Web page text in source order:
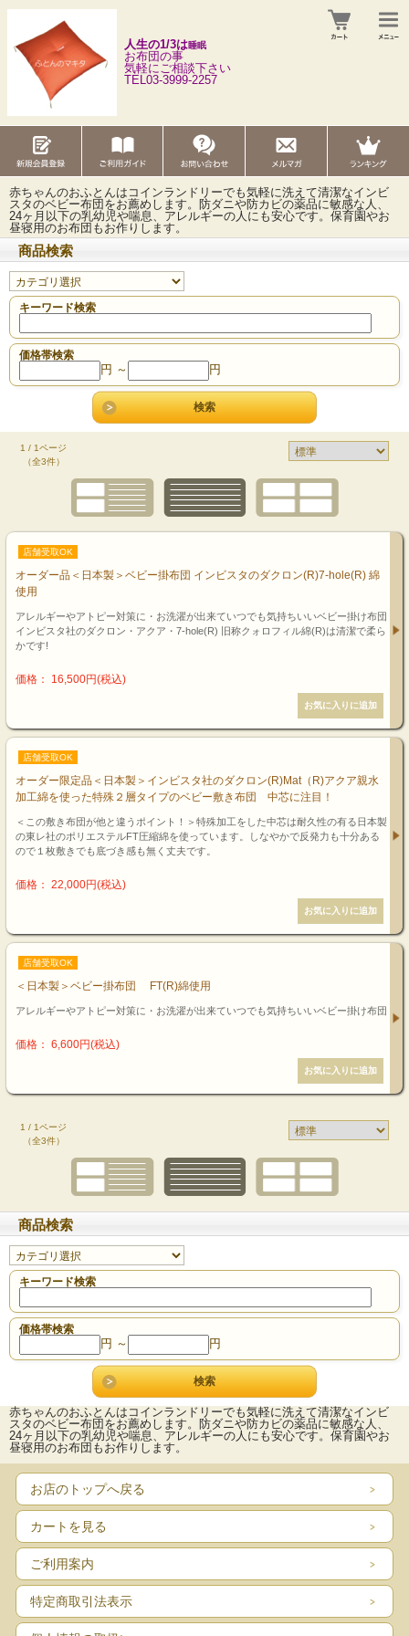
人生の1/3は睡眠
お布団の事
気軽にご相談下さい
TEL03-3999-2257
赤ちゃんのおふとんはコインランドリーでも気軽に洗えて清潔なインビ
スタのベビー布団をお薦めします。防ダニや防カビの薬品に敏感な人、
24ヶ月以下の乳幼児や喘息、アレルギーの人にも安心です。保育園やお
昼寝用のお布団もお作りします。
商品検索
キーワード検索
価格帯検索
円 ～ 円
1 / 1ページ
（全3件）
店舗受取OK
オーダー品＜日本製＞ベビー掛布団 インビスタのダクロン(R)7-hole(R) 綿
使用
アレルギーやアトピー対策に・お洗濯が出来ていつでも気持ちいいベビー掛け布団
インビスタ社のダクロン・アクア・7-hole(R) 旧称クォロフィル綿(R)は清潔で柔ら
かです!
価格： 16,500円(税込)
店舗受取OK
オーダー限定品＜日本製＞インビスタ社のダクロン(R)Mat（R)アクア親水
加工綿を使った特殊２層タイプのベビー敷き布団 中芯に注目！
＜この敷き布団が他と違うポイント！＞特殊加工をした中芯は耐久性の有る日本製
の東レ社のポリエステルFT圧縮綿を使っています。しなやかで反発力も十分ある
ので１枚敷きでも底づき感も無く丈夫です。
価格： 22,000円(税込)
店舗受取OK
＜日本製＞ベビー掛布団 FT(R)綿使用
アレルギーやアトピー対策に・お洗濯が出来ていつでも気持ちいいベビー掛け布団
価格： 6,600円(税込)
1 / 1ページ
（全3件）
商品検索
キーワード検索
価格帯検索
円 ～ 円
赤ちゃんのおふとんはコインランドリーでも気軽に洗えて清潔なインビ
スタのベビー布団をお薦めします。防ダニや防カビの薬品に敏感な人、
24ヶ月以下の乳幼児や喘息、アレルギーの人にも安心です。保育園やお
昼寝用のお布団もお作りします。
お店のトップへ戻る
カートを見る
ご利用案内
特定商取引法表示